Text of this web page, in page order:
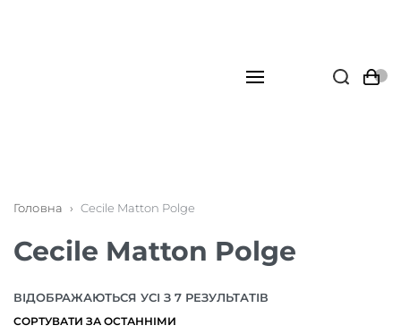
Головна › Cecile Matton Polge
Cecile Matton Polge
ВІДОБРАЖАЮТЬСЯ УСІ З 7 РЕЗУЛЬТАТІВ